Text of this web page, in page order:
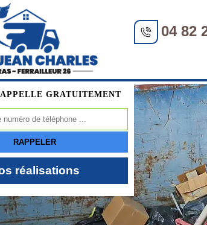
04 82
GRATUITEMENT
réalisations